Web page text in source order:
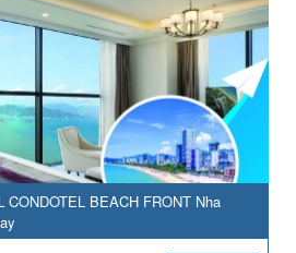
BEACH FRONT Nha